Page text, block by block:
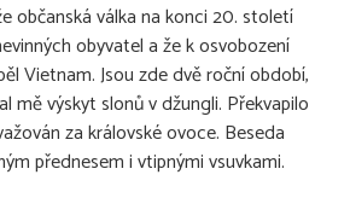
občanská válka na konci 20. století
obyvatel a že k osvobození
Vietnam. Jsou zde dvě roční období,
mě výskyt slonů v džungli. Překvapilo
za královské ovoce. Beseda
přednesem i vtipnými vsuvkami.